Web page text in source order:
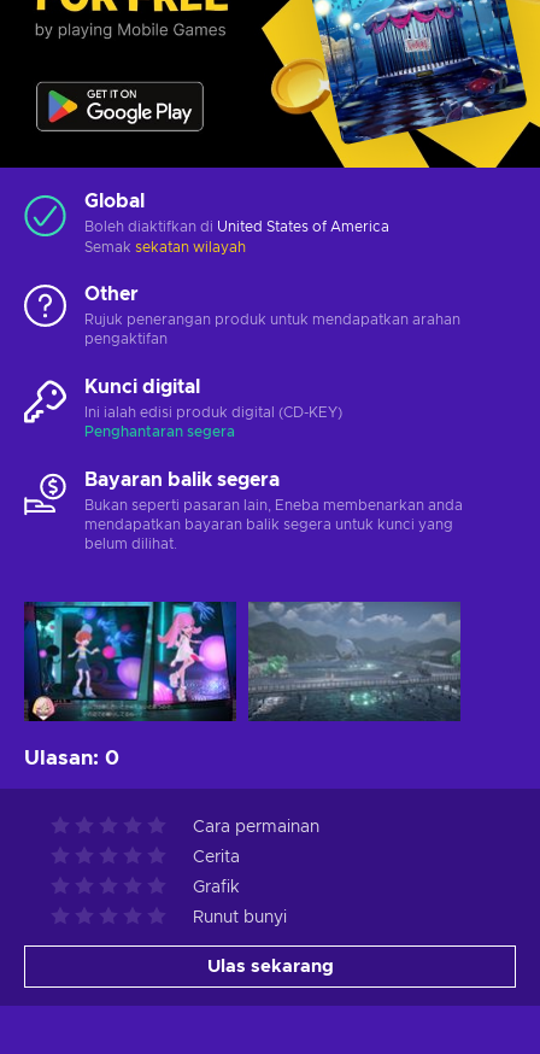
Global
Boleh diaktifkan di United States of America
Semak sekatan wilayah
Other
Rujuk penerangan produk untuk mendapatkan arahan
pengaktifan
Kunci digital
Ini ialah edisi produk digital (CD-KEY)
Penghantaran segera
Bayaran balik segera
Bukan seperti pasaran lain, Eneba membenarkan anda
mendapatkan bayaran balik segera untuk kunci yang
belum dilihat.
Ulasan: 0
Cara permainan
Cerita
Grafik
Runut bunyi
Ulas sekarang